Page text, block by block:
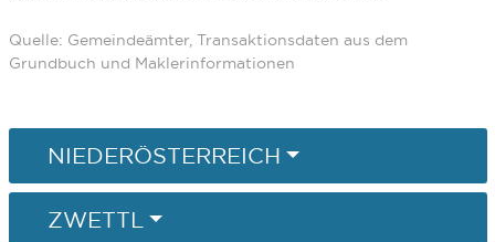
Quelle: Gemeindeämter, Transaktionsdaten aus dem
Grundbuch und Maklerinformationen
NIEDERÖSTERREICH
ZWETTL